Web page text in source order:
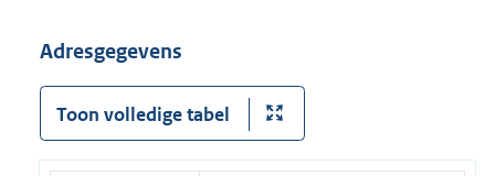
Adresgegevens
Toon volledige tabel